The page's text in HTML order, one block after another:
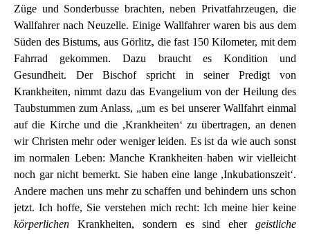
Züge und Sonderbusse brachten, neben Privatfahrzeugen, die
Wallfahrer nach Neuzelle. Einige Wallfahrer waren bis aus dem
Süden des Bistums, aus Görlitz, die fast 150 Kilometer, mit dem
Fahrrad gekommen. Dazu braucht es Kondition und
Gesundheit. Der Bischof spricht in seiner Predigt von
Krankheiten, nimmt dazu das Evangelium von der Heilung des
Taubstummen zum Anlass, „um es bei unserer Wallfahrt einmal
auf die Kirche und die ,Krankheiten‘ zu übertragen, an denen
wir Christen mehr oder weniger leiden. Es ist da wie auch sonst
im normalen Leben: Manche Krankheiten haben wir vielleicht
noch gar nicht bemerkt. Sie haben eine lange ,Inkubationszeit‘.
Andere machen uns mehr zu schaffen und behindern uns schon
jetzt. Ich hoffe, Sie verstehen mich recht: Ich meine hier keine
körperlichen Krankheiten, sondern es sind eher geistliche